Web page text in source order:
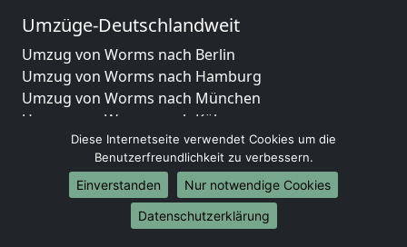
Umzüge-Deutschlandweit
Umzug von Worms nach Berlin
Umzug von Worms nach Hamburg
Umzug von Worms nach München
Umzug von Worms nach Köln
Umzug von Worms nach Frankfurt am Main
Umzug von Worms nach Stuttgart
Umzug von Worms nach Düsseldorf
Umzug von Worms nach Leipzig
Umzug von Worms nach Dortmund
Diese Internetseite verwendet Cookies um die
Benutzerfreundlichkeit zu verbessern.
Einverstanden
Nur notwendige Cookies
Datenschutzerklärung